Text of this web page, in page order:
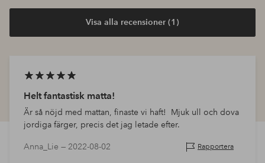
Visa alla recensioner (1)
Helt fantastisk matta!
Är så nöjd med mattan, finaste vi haft! Mjuk ull och dova
jordiga färger, precis det jag letade efter.
Anna_Lie — 2022-08-02 Rapportera